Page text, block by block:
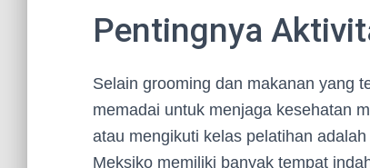
Pentingnya
Selain grooming dan makanan yang
memadai untuk menjaga kesehatan
atau mengikuti kelas pelatihan
Meksiko memiliki banyak tempat